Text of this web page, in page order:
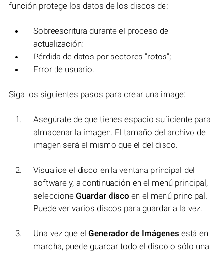
función protege los datos de los discos de:
Sobreescritura durante el proceso de
actualización;
Pérdida de datos por sectores "rotos";
Error de usuario.
Siga los siguientes pasos para crear una image:
Asegúrate de que tienes espacio suficiente para
almacenar la imagen. El tamaño del archivo de
imagen será el mismo que el del disco.
Visualice el disco en la ventana principal del
software y, a continuación en el menú principal,
seleccioneGuardar disco en el menú principal.
Puede ver varios discos para guardar a la vez.
Una vez que el Generador de Imágenes está en
marcha, puede guardar todo el disco o sólo una